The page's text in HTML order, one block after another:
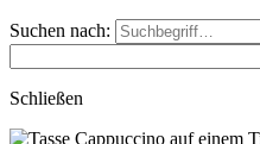
Suchen nach:
Schließen